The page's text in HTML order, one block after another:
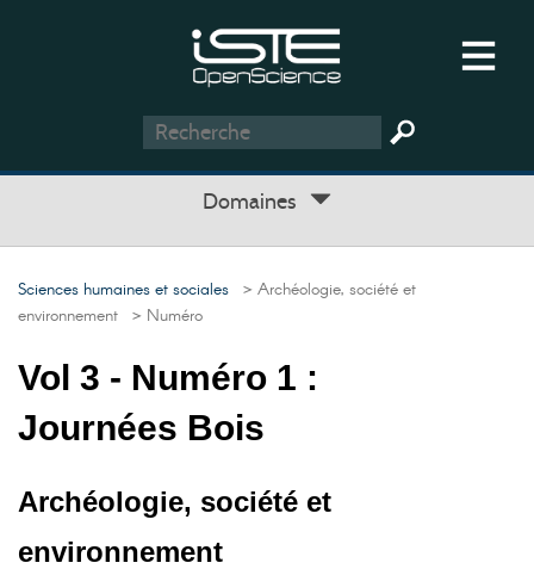
Domaines
Sciences humaines et sociales > Archéologie, société et
environnement > Numéro
Vol 3 - Numéro 1 :
Journées Bois
Archéologie, société et
environnement